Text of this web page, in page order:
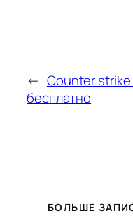
← Counter
бесплатно
БОЛЬШЕ